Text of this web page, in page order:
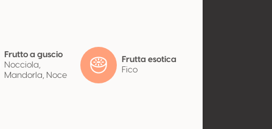
Frutto a guscio
Nocciola,
Mandorla, Noce
Frutta esotica
Fico